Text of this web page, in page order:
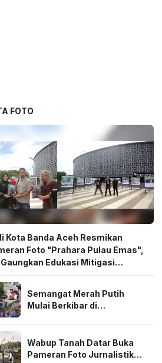
FOTO
Kota Banda Aceh Resmikan
Foto "Prahara Pulau Emas",
Gaungkan Edukasi Mitigasi
Semangat Merah Putih
Mulai Berkibar di
Sambut HUT ke-81 RI
Wabup Tanah Datar Buka
Pameran Foto Jurnalistik